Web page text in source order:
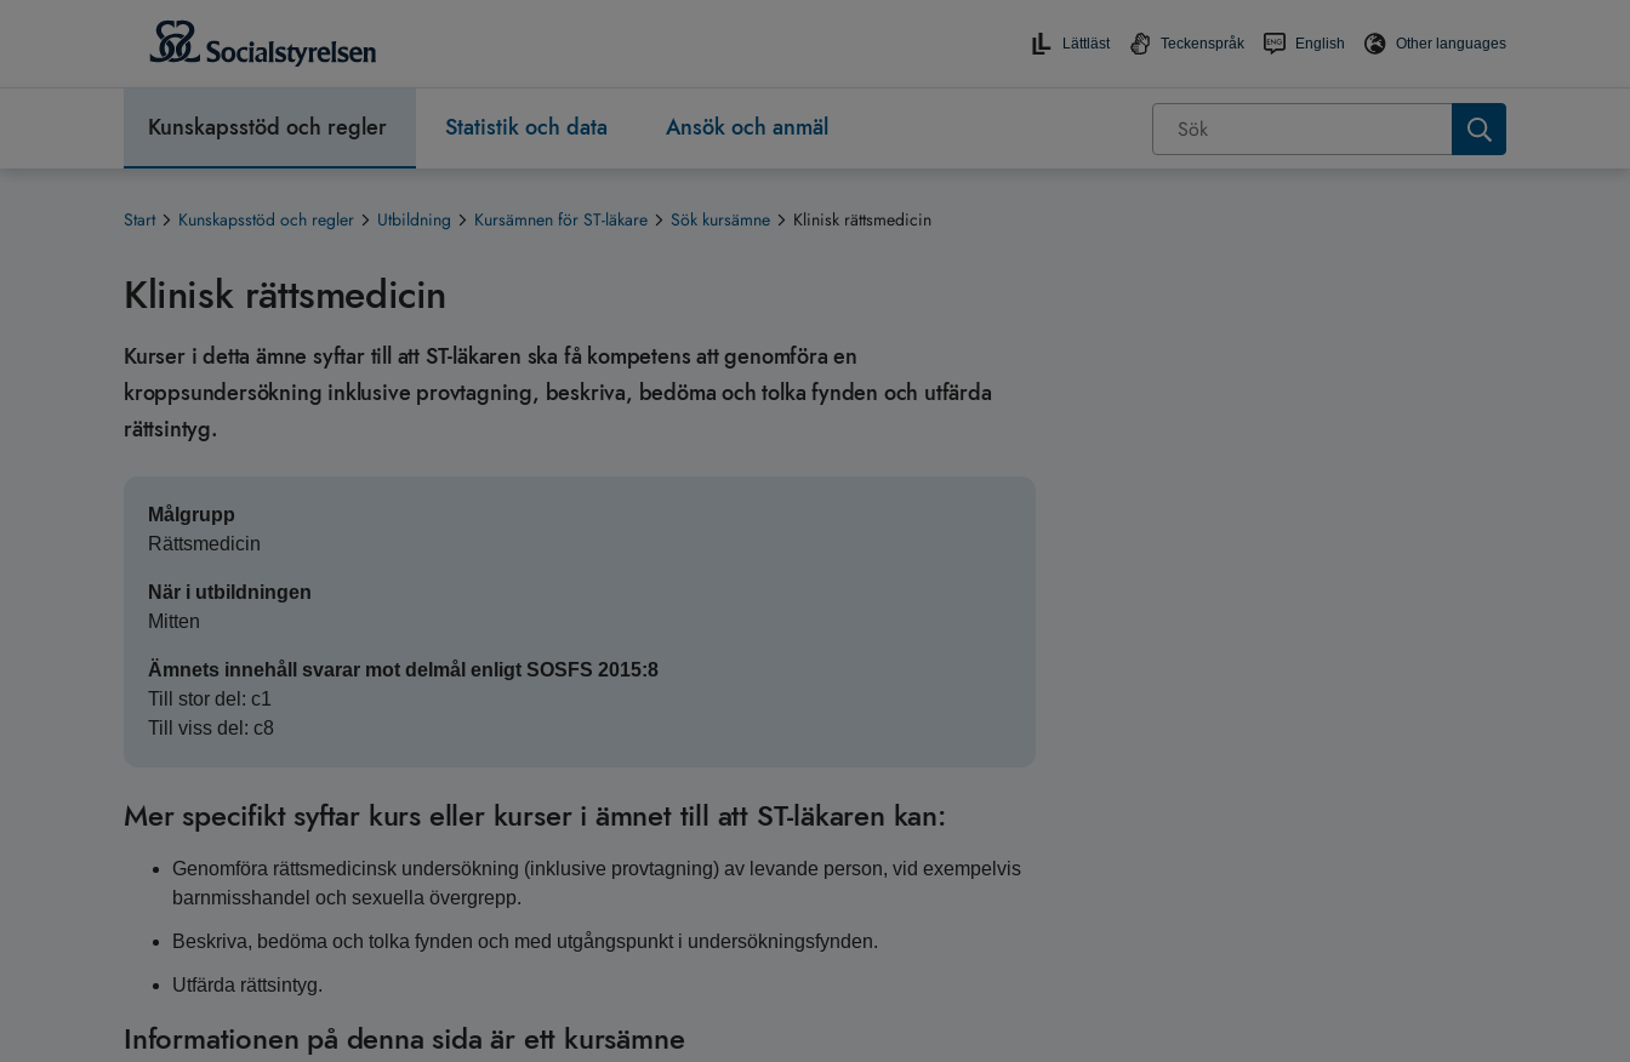
Lättläst Teckenspråk English Other languages
Kunskapsstöd och regler Statistik och data Ansök och anmäl
Start Kunskapsstöd och regler Utbildning Kursämnen för ST-läkare Sök kursämne Klinisk rättsmedicin
Klinisk rättsmedicin
Kurser i detta ämne syftar till att ST-läkaren ska få kompetens att genomföra en
kroppsundersökning inklusive provtagning, beskriva, bedöma och tolka fynden och utfärda
rättsintyg.
Målgrupp
Rättsmedicin
När i utbildningen
Mitten
Ämnets innehåll svarar mot delmål enligt SOSFS 2015:8
Till stor del: c1
Till viss del: c8
Mer specifikt syftar kurs eller kurser i ämnet till att ST-läkaren kan:
Genomföra rättsmedicinsk undersökning (inklusive provtagning) av levande person, vid exempelvis
barnmisshandel och sexuella övergrepp.
Beskriva, bedöma och tolka fynden och med utgångspunkt i undersökningsfynden.
Utfärda rättsintyg.
Informationen på denna sida är ett kursämne